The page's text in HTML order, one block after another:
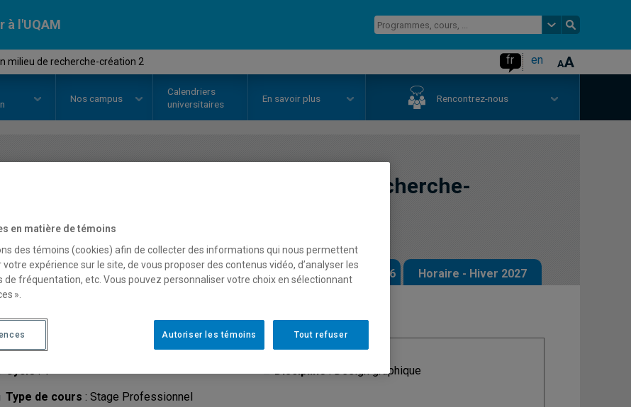
à l'UQAM
milieu de recherche-création 2 fr en
Nos campus
Calendriers
universitaires
En savoir plus Rencontrez-nous
Stage en milieu de recherche-
création 2
Description Horaire - Été 2026 Horaire - Automne 2026 Horaire - Hiver 2027
Cycle: 1
Type de cours : Stage Professionnel
Discipline: Design graphique
en matière de témoins
des témoins (cookies) afin de collecter des informations qui nous permettent
votre expérience sur le site, de vous proposer des contenus vidéo, d’analyser les
de fréquentation, etc. Vous pouvez personnaliser votre choix en sélectionnant
».
Tout refuser
Autoriser les témoins